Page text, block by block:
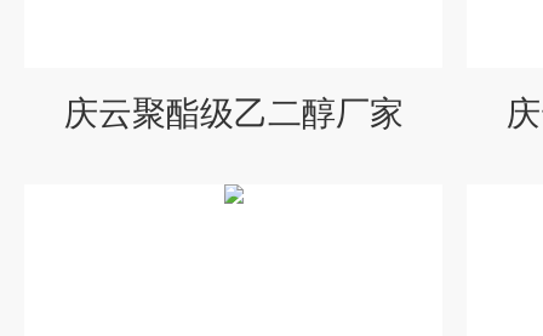
庆云聚酯级乙二醇厂家